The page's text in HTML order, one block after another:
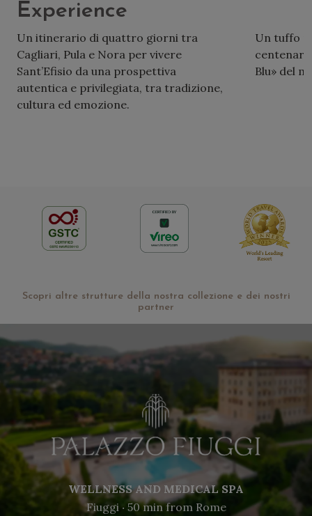
Experience
Un itinerario di quattro giorni tra
Cagliari, Pula e Nora per vivere
Sant’Efisio da una prospettiva
autentica e privilegiata, tra tradizione,
cultura ed emozione.
Un tuffo
centenari
Blu» del
Scopri altre strutture della nostra collezione e dei nostri
partner
WELLNESS AND MEDICAL SPA
Fiuggi ‧ 50 min from Rome